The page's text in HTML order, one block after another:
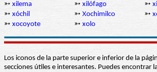
➳ xilema ➳ xilófago ➳
➳ xóchil ➳ Xochimilco ➳
➳ xocoyote ➳ xolo
Los iconos de la parte superior e inferior de la
secciones útiles e interesantes. Puedes encontrar